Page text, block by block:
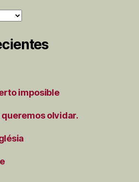
imposible
queremos olvidar.